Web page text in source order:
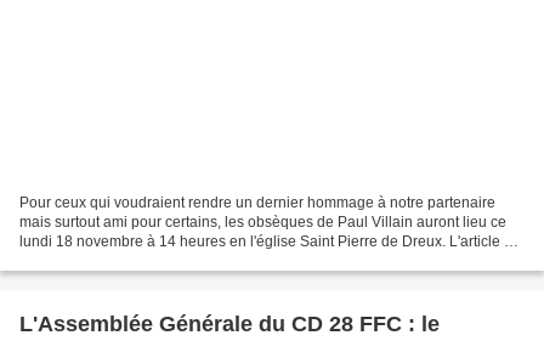
Pour ceux qui voudraient rendre un dernier hommage à notre partenaire
mais surtout ami pour certains, les obsèques de Paul Villain auront lieu ce
lundi 18 novembre à 14 heures en l'église Saint Pierre de Dreux. L'article de
L'Assemblée Générale du CD 28 FFC : le